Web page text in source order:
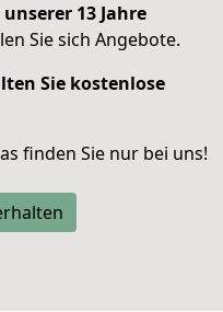
13 Jahre
Sie sich Angebote.
Sie kostenlose
finden Sie nur bei uns!